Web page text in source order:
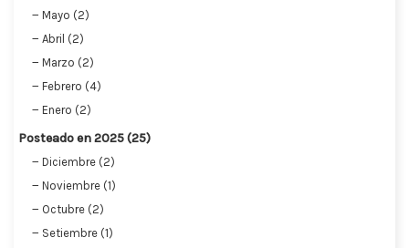
Mayo (2)
Abril (2)
Marzo (2)
Febrero (4)
Enero (2)
Posteado en 2025 (25)
Diciembre (2)
Noviembre (1)
Octubre (2)
Setiembre (1)